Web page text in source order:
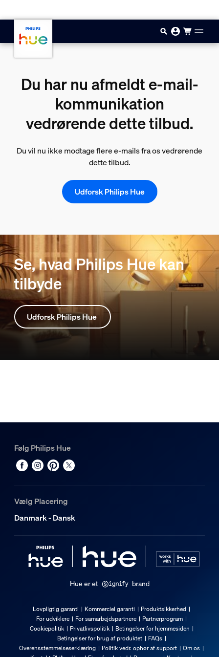
Du har nu afmeldt e-mail-
kommunikation
vedrørende dette tilbud.
Du vil nu ikke modtage flere e-mails fra os vedrørende
dette tilbud.
Udforsk Philips Hue
Se, hvad Philips Hue kan
tilbyde
Udforsk Philips Hue
Følg Philips Hue
Vælg Placering
Danmark - Dansk
Hue er et brand
Lovpligtig garanti Kommerciel garanti
Produktsikkerhed
For udviklere
For samarbejdspartnere
Partnerprogram
Cookiepolitik
Privatlivspolitik
Betingelser for hjemmesiden
Betingelser for brug af produktet
FAQs
Overensstemmelseserklæring
Politik vedr. ophør af support
Om os